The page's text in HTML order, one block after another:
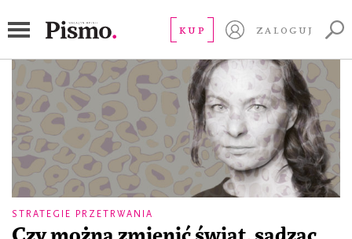
KUP ZALOGUJ
Światy wzniesiemy nowe
STRATEGIE PRZETRWANIA